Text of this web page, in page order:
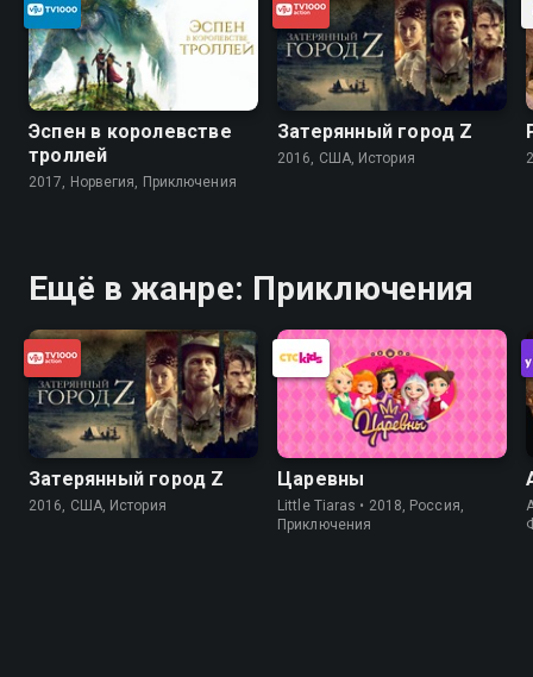
Эспен в королевстве
троллей
2017, Норвегия, Приключения
Затерянный город Z
2016, США, История
Ещё в жанре: Приключения
Затерянный город Z
2016, США, История
Царевны
Little Tiaras • 2018, Россия,
Приключения